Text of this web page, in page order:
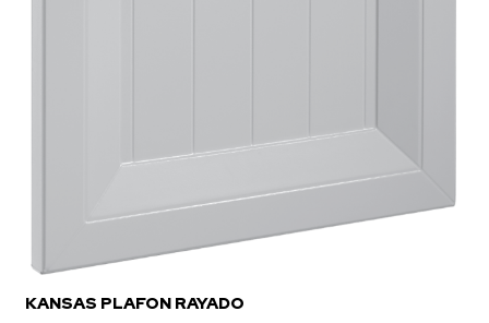
KANSAS PLAFON RAYADO